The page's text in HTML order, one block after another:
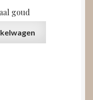
goud